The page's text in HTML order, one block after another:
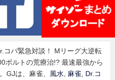
コパ緊急対談！ Mリーグ大逆転
ボルトの荒療治!? 最速最強から
GJは、麻雀、 風水 麻雀
Dr.コ